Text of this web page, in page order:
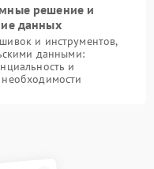
решение и
данных
и инструментов,
данными:
и